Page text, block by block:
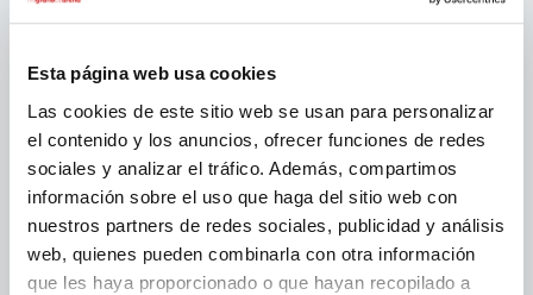
Esta página web usa cookies
Las cookies de este sitio web se usan para personalizar
el contenido y los anuncios, ofrecer funciones de redes
sociales y analizar el tráfico. Además, compartimos
información sobre el uso que haga del sitio web con
nuestros partners de redes sociales, publicidad y análisis
web, quienes pueden combinarla con otra información
que les haya proporcionado o que hayan recopilado a